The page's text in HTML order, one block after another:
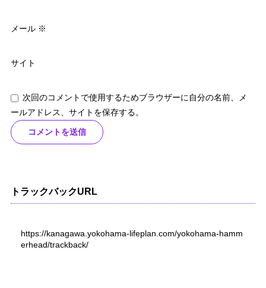
メール ※
サイト
次回のコメントで使用するためブラウザーに自分の名前、メ
ールアドレス、サイトを保存する。
トラックバックURL
https://kanagawa.yokohama-lifeplan.com/yokohama-hamm
erhead/trackback/